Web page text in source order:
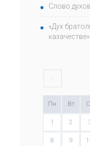
Слово
«Дух
казачестве»
Пн Вт
1 2
8 9